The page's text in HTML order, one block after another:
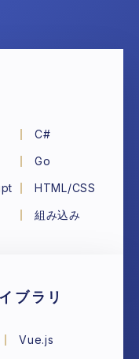
C#
Go
HTML/CSS
組み込み
ブラリ
Vue.js